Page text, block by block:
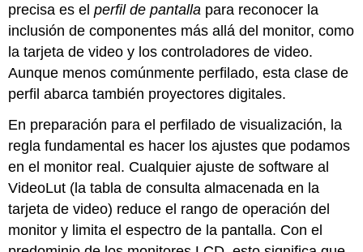
precisa es elperfil de pantalla para reconocer la
inclusión de componentes más allá del monitor, como
la tarjeta de video y los controladores de video.
Aunque menos comúnmente perfilado, esta clase de
perfil abarca también proyectores digitales.
En preparación para el perfilado de visualización, la
regla fundamental es hacer los ajustes que podamos
en el monitor real. Cualquier ajuste de software al
VideoLut (la tabla de consulta almacenada en la
tarjeta de video) reduce el rango de operación del
monitor y limita el espectro de la pantalla. Con el